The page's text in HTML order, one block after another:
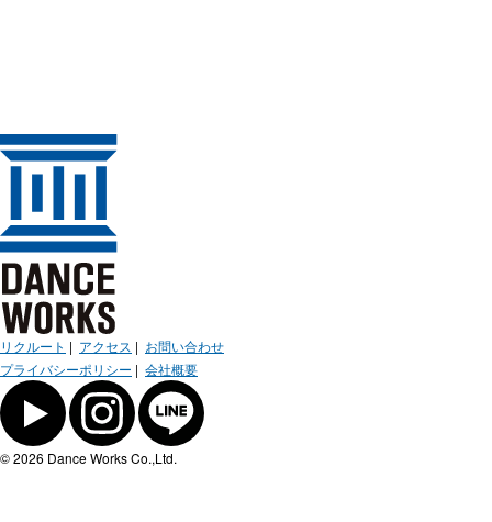
リクルート | アクセス | お問い合わせ
プライバシーポリシー | 会社概要
© 2026 Dance Works Co.,Ltd.